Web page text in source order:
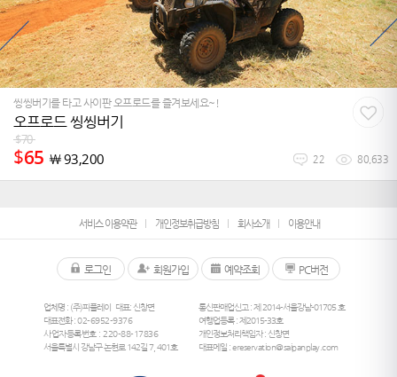
씽씽버기를 타고 사이판 오프로드를 즐겨보세요~!
오프로드 씽씽버기
$70
$65 ￦93,200 22 80,633
서비스 이용약관 개인정보취급방침 회사소개 이용안내
로그인 회원가입 예약조회 PC버전
업체명 : (주)피플레이
대표: 신창면
대표전화 :02-6952-9376
사업자등록번호 : 220-88-17836
서울특별시 강남구 논현로 142길 7, 401호
통신판매업신고 : 제 2014-서울강남-01705 호
여행업등록 : 제2015-33호
개인정보처리책임자 : 신창면
대표메일 :ereservation@saipanplay.com